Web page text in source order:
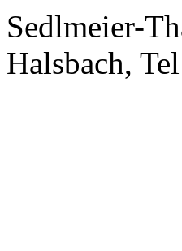
Sedlmeier-
Halsbach,